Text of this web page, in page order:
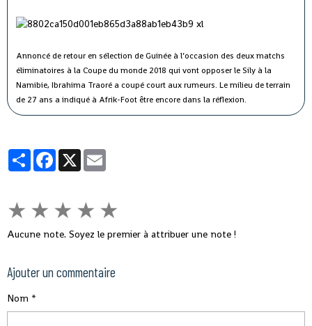
Annoncé de retour en sélection de Guinée à l’occasion des deux matchs
éliminatoires à la Coupe du monde 2018 qui vont opposer le Sily à la
Namibie, Ibrahima Traoré a coupé court aux rumeurs. Le milieu de terrain
de 27 ans a indiqué à Afrik-Foot être encore dans la réflexion.
PartagerFacebook
X
★ ★ ★ ★ ★
Aucune note. Soyez le premier à attribuer une note !
Ajouter un commentaire
Nom